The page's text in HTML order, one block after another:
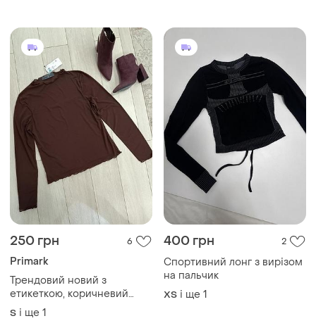
250 грн 6
Primark
Трендовий новий з
етикеткою, коричневий
напівпрозорий лонгслів із
сітки з довгими рукавами.
S і ще 1
400 грн 2
Спортивний лонг з вирізом
на пальчик
ХS і ще 1